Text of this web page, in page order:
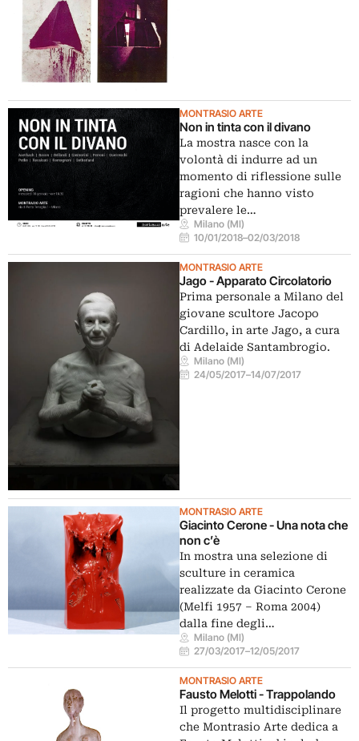
MONTRASIO ARTE
Non in tinta con il divano
La mostra nasce con la
volontà di indurre ad un
momento di riflessione sulle
ragioni che hanno visto
prevalere le…
Milano (MI)
10/01/2018–02/03/2018
MONTRASIO ARTE
Jago - Apparato Circolatorio
Prima personale a Milano del
giovane scultore Jacopo
Cardillo, in arte Jago, a cura
di Adelaide Santambrogio.
Milano (MI)
24/05/2017–14/07/2017
MONTRASIO ARTE
Giacinto Cerone - Una nota che
non c’è
In mostra una selezione di
sculture in ceramica
realizzate da Giacinto Cerone
(Melfi 1957 – Roma 2004)
dalla fine degli…
Milano (MI)
27/03/2017–12/05/2017
MONTRASIO ARTE
Fausto Melotti - Trappolando
Il progetto multidisciplinare
che Montrasio Arte dedica a